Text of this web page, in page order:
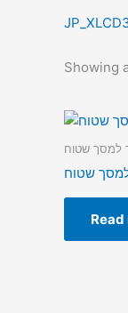
Showing
למסך שטוח
שטוח